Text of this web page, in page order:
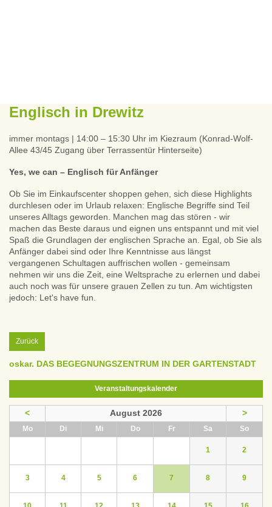
Englisch in Drewitz
immer montags | 14:00 – 15:30 Uhr im Kiezraum (Konrad-Wolf-
Allee 43/45 Zugang über Terrassentür Hinterseite)
Yes, we can – Englisch für Anfänger
Ob Sie im Einkaufscenter shoppen gehen, sich diese Highlights
durchlesen oder im Urlaub relaxen: Englische Begriffe sind Teil
unseres Alltags geworden. Manchen mag das stören - wir
machen das Beste daraus und eignen uns entspannt und mit viel
Spaß die Grundlagen der englischen Sprache an. Egal, ob Sie als
Anfänger dabei sind oder Ihre Kenntnisse aus längst
vergangenen Schultagen auffrischen wollen - gemeinsam
nehmen wir uns die Zeit, eine Weltsprache zu erlernen und dabei
auch noch was für unsere grauen Zellen zu tun. Am wichtigsten
jedoch: Let's have fun.
Zurück
oskar. DAS BEGEGNUNGSZENTRUM IN DER GARTENSTADT
Veranstaltungskalender
< August 2026 >
Montag Dienstag Mittwoch DonnerstagFreitag Sa Sonntag
1 2
3 4 5 6 7 8 9